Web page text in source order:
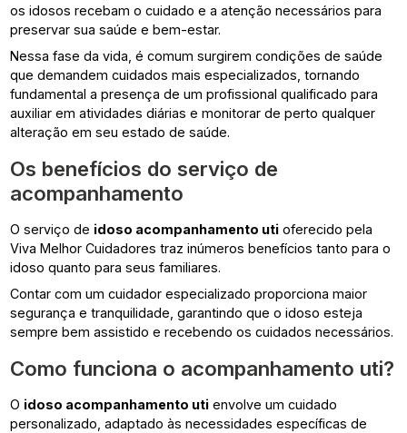
os idosos recebam o cuidado e a atenção necessários para
preservar sua saúde e bem-estar.
Nessa fase da vida, é comum surgirem condições de saúde
que demandem cuidados mais especializados, tornando
fundamental a presença de um profissional qualificado para
auxiliar em atividades diárias e monitorar de perto qualquer
alteração em seu estado de saúde.
Os benefícios do serviço de
acompanhamento
O serviço de idoso acompanhamento uti oferecido pela
Viva Melhor Cuidadores traz inúmeros benefícios tanto para o
idoso quanto para seus familiares.
Contar com um cuidador especializado proporciona maior
segurança e tranquilidade, garantindo que o idoso esteja
sempre bem assistido e recebendo os cuidados necessários.
Como funciona o acompanhamento uti?
O idoso acompanhamento uti envolve um cuidado
personalizado, adaptado às necessidades específicas de